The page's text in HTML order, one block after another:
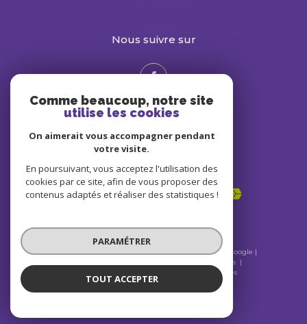
nous suivre sur
Adhérents
© 2026 | Tous droits réservés | Traduction powered by Google |
Mentions légales
Cookies
Comme beaucoup, notre site
utilise les cookies
On aimerait vous accompagner pendant
votre visite.
En poursuivant, vous acceptez l'utilisation des
cookies par ce site, afin de vous proposer des
contenus adaptés et réaliser des statistiques !
PARAMÉTRER
TOUT ACCEPTER